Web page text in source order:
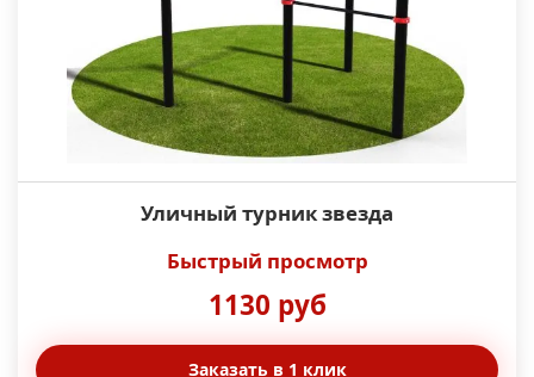
Уличный турник звезда
Быстрый просмотр
1130 руб
Заказать в 1 клик